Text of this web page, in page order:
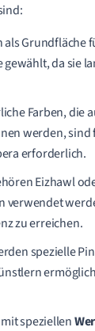
als Grundfläche
gewählt, da sie
Farben, die
werden, sind
erforderlich.
Eizhawl
verwendet
zu erreichen.
spezielle
speziellen